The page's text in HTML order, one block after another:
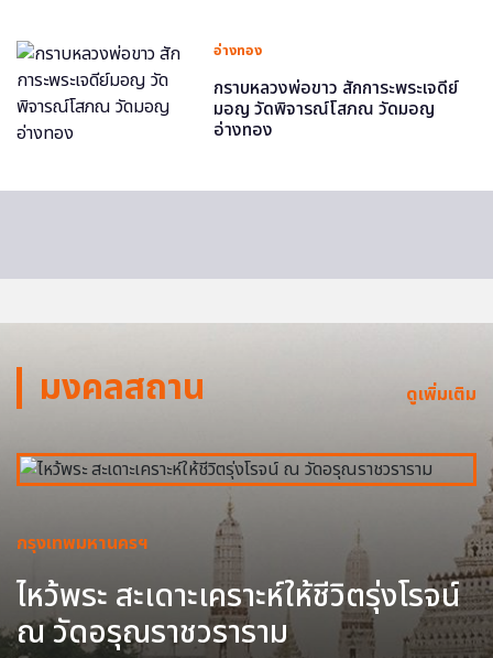
อ่างทอง
กราบหลวงพ่อขาว สักการะพระเจดีย์
มอญ วัดพิจารณ์โสภณ วัดมอญ
อ่างทอง
มงคลสถาน ดูเพิ่มเติม
กรุงเทพมหานครฯ
ไหว้พระ สะเดาะเคราะห์ให้ชีวิตรุ่งโรจน์
ณ วัดอรุณราชวราราม